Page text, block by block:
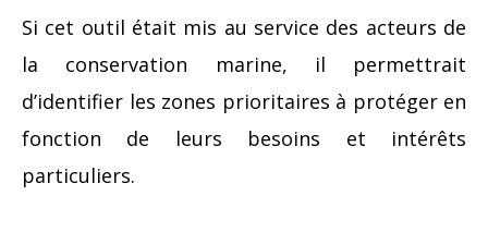
Si cet outil était mis au service des acteurs de
la conservation marine, il permettrait
d’identifier les zones prioritaires à protéger en
fonction de leurs besoins et intérêts
particuliers.